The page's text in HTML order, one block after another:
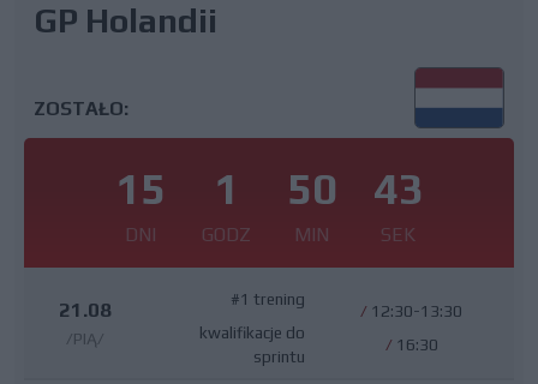
GP Holandii
ZOSTAŁO:
15
DNI
1
GODZ
50
MIN
42
SEK
21.08
/PIĄ/
#1 trening
kwalifikacje do
sprintu
/ 12:30-13:30
/ 16:30